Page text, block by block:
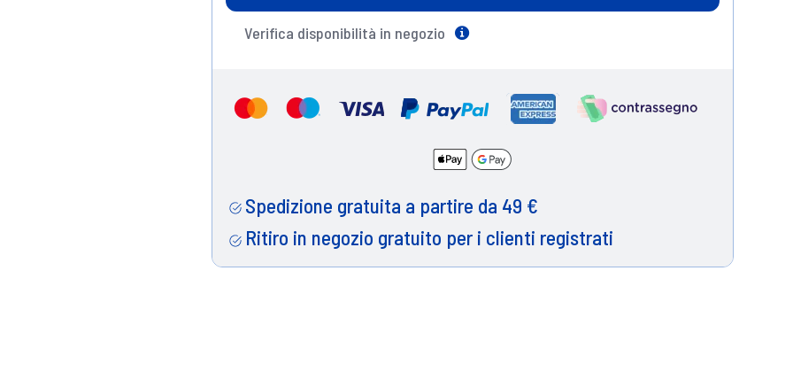
Verifica disponibilità in negozio
Spedizione gratuita a partire da 49 €
Ritiro in negozio gratuito per i clienti registrati